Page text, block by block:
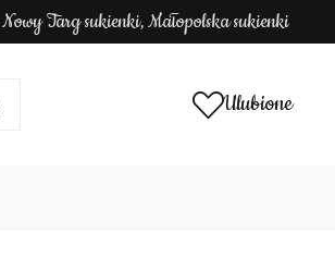
Nowy Targ sukienki, Małopolska sukienki
Ulubione